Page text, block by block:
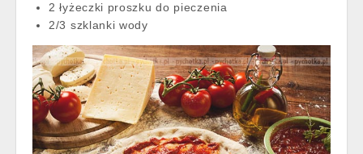
2 łyżeczki proszku do pieczenia
2/3 szklanki wody